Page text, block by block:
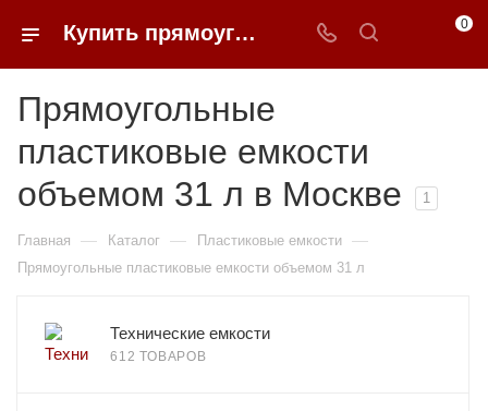
Купить прямоугольные пластиковые емкости объемом 31 л в Москве | 0FFER 0
Прямоугольные
пластиковые емкости
объемом 31 л в Москве
1
Главная — Каталог — Пластиковые емкости —
Прямоугольные пластиковые емкости объемом 31 л
Технические емкости
612 ТОВАРОВ